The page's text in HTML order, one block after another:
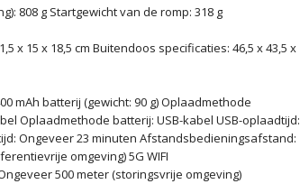
808 g Startgewicht van de romp: 318 g
x 15 x 18,5 cm Buitendoos specificaties: 46,5 x 43,5 x
mAh batterij (gewicht: 90 g) Oplaadmethode
Oplaadmethode batterij: USB-kabel USB-oplaadtijd:
Ongeveer 23 minuten Afstandsbedieningsafstand:
omgeving) 5G WIFI
500 meter (storingsvrije omgeving)